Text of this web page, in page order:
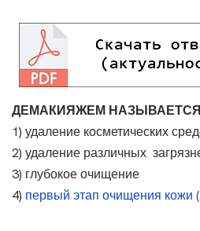
ДЕМАКИЯЖЕМ НАЗЫВАЕТСЯ
1) удаление косметических
2) удаление различных
3) глубокое очищение
4) первый этап очищения кожи